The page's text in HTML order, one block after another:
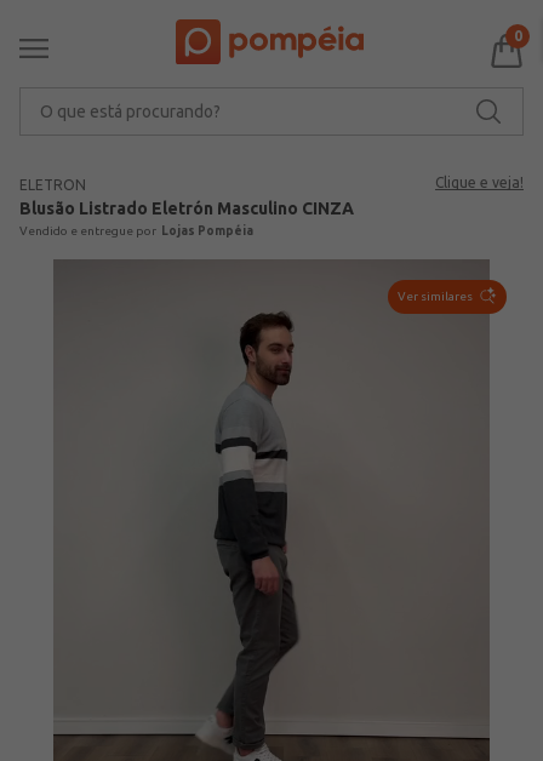
0
ELETRON Clique e veja!
Blusão Listrado Eletrón Masculino CINZA
Lojas Pompéia
Ver similares